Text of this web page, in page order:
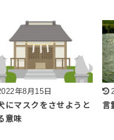
年8月15日
にマスクをさせようと
意味
言